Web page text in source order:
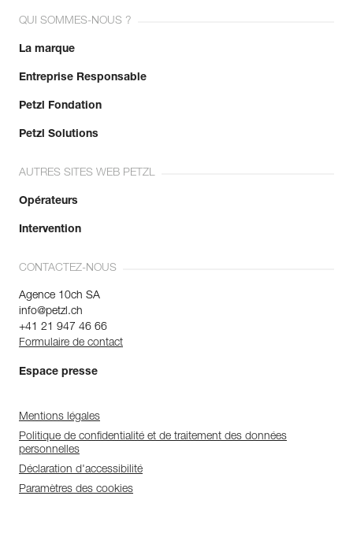
QUI SOMMES-NOUS ?
La marque
Entreprise Responsable
Petzl Fondation
Petzl Solutions
AUTRES SITES WEB PETZL
Opérateurs
Intervention
CONTACTEZ-NOUS
Agence 10ch SA
info@petzl.ch
+41 21 947 46 66
Formulaire de contact
Espace presse
Mentions légales
Politique de confidentialité et de traitement des données
personnelles
Déclaration d'accessibilité
Paramètres des cookies